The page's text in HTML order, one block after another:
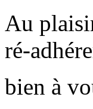
Au
ré-
bien à